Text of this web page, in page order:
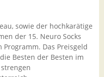
sowie der hochkarätige
der 15. Neuro Socks
Das Preisgeld
Besten der Besten im